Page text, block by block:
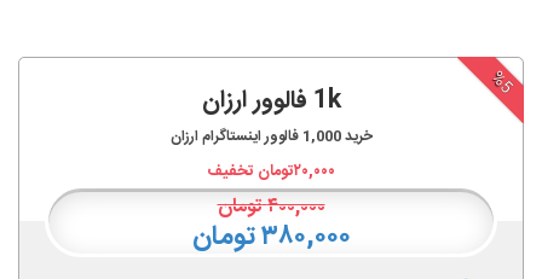
%5 1k فالوور ارزان
خرید1,000 فالوور اینستاگرام ارزان
۲۰,۰۰۰تومان تخفیف
۴۰۰,۰۰۰تومان
۳۸۰,۰۰۰ تومان